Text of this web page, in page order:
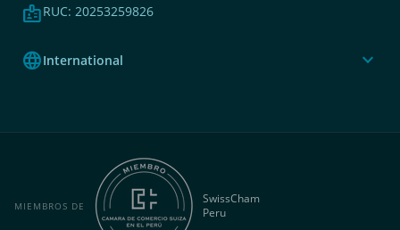
badgeRUC: 20253259826
languageInternational expand_more
MIEMBROS DE
SwissCham
Peru